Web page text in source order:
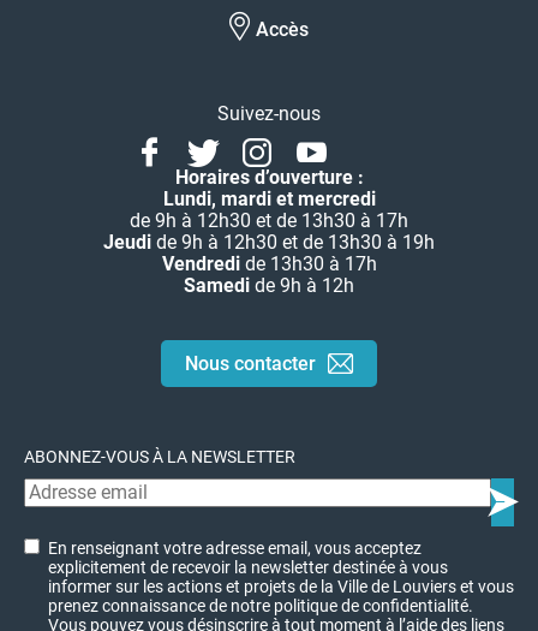
Accès
Suivez-nous
FacebookTwitterInstagramYoutube
Horaires d’ouverture :
Lundi, mardi et mercredi
de 9h à 12h30 et de 13h30 à 17h
Jeudi de 9h à 12h30 et de 13h30 à 19h
Vendredide 13h30 à 17h
Samedi de 9h à 12h
Nous contacter
ABONNEZ-VOUS À LA NEWSLETTER
En renseignant votre adresse email, vous acceptez
explicitement de recevoir la newsletter destinée à vous
informer sur les actions et projets de la Ville de Louviers et vous
prenez connaissance de notre politique de confidentialité.
Vous pouvez vous désinscrire à tout moment à l’aide des liens